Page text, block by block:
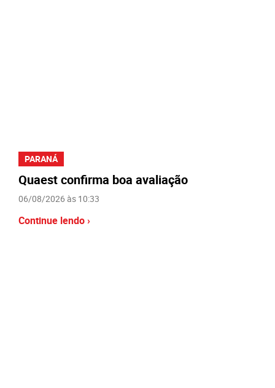
PARANÁ
Quaest confirma boa avaliação
06/08/2026 às 10:33
Continue lendo ›